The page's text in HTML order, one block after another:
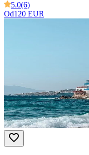
5.0(6)
Od120 EUR